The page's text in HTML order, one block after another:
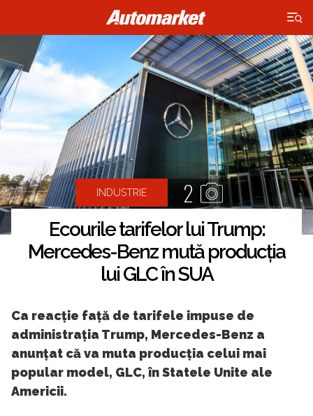
×
INDUSTRIE 2
Ecourile tarifelor lui Trump:
Mercedes-Benz mută producția
lui GLC în SUA
Ca reacție față de tarifele impuse de
administrația Trump, Mercedes-Benz a
anunțat că va muta producția celui mai
popular model, GLC, în Statele Unite ale
Americii.